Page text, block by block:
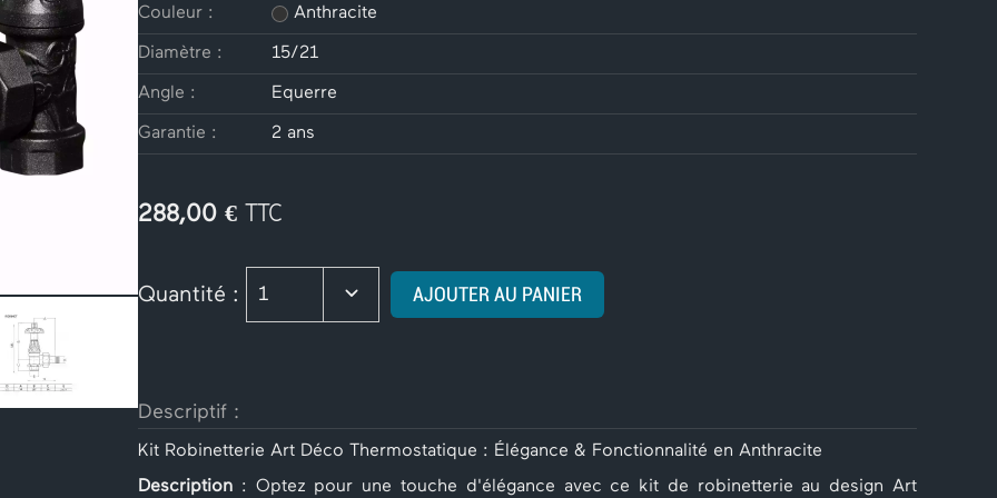
Couleur : Anthracite
Diamètre : 15/21
Angle : Equerre
Garantie : 2 ans
288,00 € TTC
Quantité : 1 AJOUTER AU PANIER
Descriptif :
Kit Robinetterie Art Déco Thermostatique : Élégance & Fonctionnalité en Anthracite
Description : Optez pour une touche d'élégance avec ce kit de robinetterie au design Art